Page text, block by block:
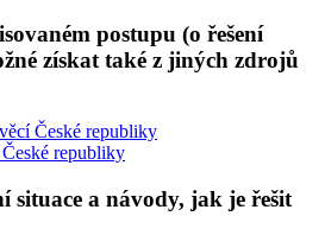
postupu (o řešení
získat také z jiných zdrojů
České republiky
republiky
situace a návody, jak je řešit